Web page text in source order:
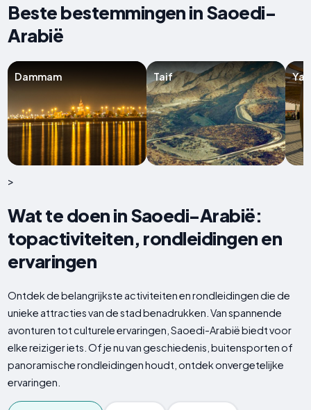
Beste bestemmingen in Saoedi-
Arabië
Dammam Taif
>
Wat te doen in Saoedi-Arabië:
topactiviteiten, rondleidingen en
ervaringen
Ontdek de belangrijkste activiteiten en rondleidingen die de
unieke attracties van de stad benadrukken. Van spannende
avonturen tot culturele ervaringen, Saoedi-Arabië biedt voor
elke reiziger iets. Of je nu van geschiedenis, buitensporten of
panoramische rondleidingen houdt, ontdek onvergetelijke
ervaringen.